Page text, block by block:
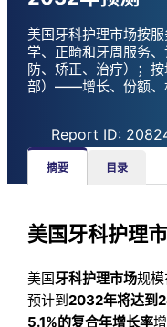
美国牙科护理市场按
学、正畸和牙周服务
防、矫正、治疗）；
部）——增长、份额、
Report ID:
摘要 目录
美国牙科护理市
美国牙科护理市场规
预计到2032年将达到
5.1%的复合年增长率